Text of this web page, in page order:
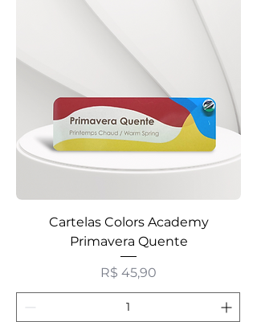
Cartelas Colors Academy
Primavera Quente
Preço
R$ 45,90